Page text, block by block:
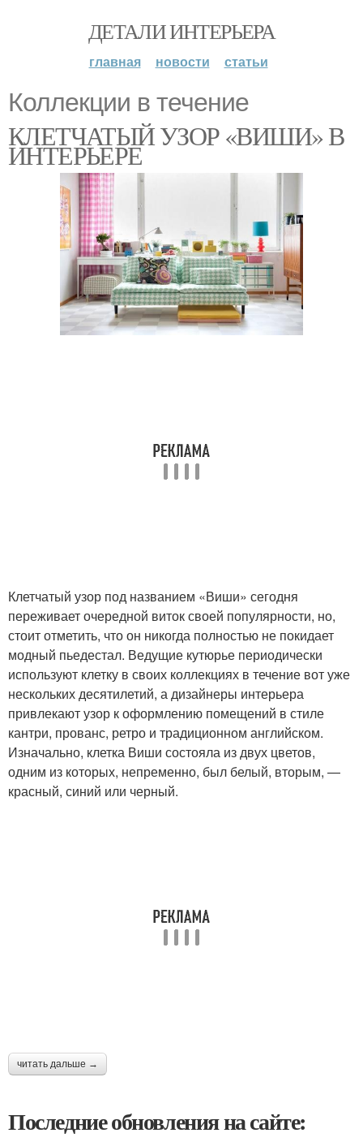
ДЕТАЛИ ИНТЕРЬЕРА
главная новости статьи
Коллекции в течение
КЛЕТЧАТЫЙ УЗОР «ВИШИ» В
ИНТЕРЬЕРЕ
Клетчатый узор под названием «Виши» сегодня
переживает очередной виток своей популярности, но,
стоит отметить, что он никогда полностью не покидает
модный пьедестал. Ведущие кутюрье периодически
используют клетку в своих коллекциях в течение вот уже
нескольких десятилетий, а дизайнеры интерьера
привлекают узор к оформлению помещений в стиле
кантри, прованс, ретро и традиционном английском.
Изначально, клетка Виши состояла из двух цветов,
одним из которых, непременно, был белый, вторым, —
красный, синий или черный.
читать дальше →
Последние обновления на сайте: